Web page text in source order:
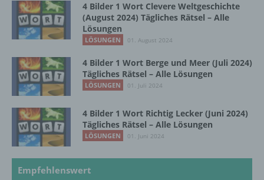
4 Bilder 1 Wort Clevere Weltgeschichte
(August 2024) Tägliches Rätsel – Alle
Lösungen
LÖSUNGEN 01. August 2024
4 Bilder 1 Wort Berge und Meer (Juli 2024)
Tägliches Rätsel – Alle Lösungen
LÖSUNGEN 01. Juli 2024
4 Bilder 1 Wort Richtig Lecker (Juni 2024)
Tägliches Rätsel – Alle Lösungen
LÖSUNGEN 01. Juni 2024
Empfehlenswert
e) Profiling
Profiling ist jede Art der automatisierten
Verarbeitung personenbezogener Daten, die
darin besteht, dass diese
personenbezogenen Daten verwendet
die sich auf eine natürliche Person beziehen,
zu bewerten, insbesondere, um Aspekte
bezüglich Arbeitsleistung, wirtschaftlicher
Aufenthaltsort oder Ortswechsel dieser